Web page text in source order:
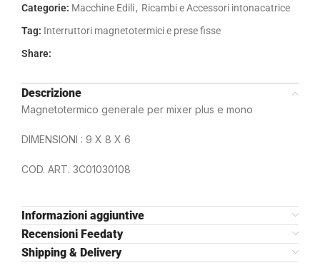
Categorie: Macchine Edili, Ricambi e Accessori intonacatrice
Tag: Interruttori magnetotermici e prese fisse
Share:
Descrizione
Magnetotermico generale per mixer plus e mono
DIMENSIONI : 9 X 8 X 6
COD. ART. 3C01030108
Informazioni aggiuntive
Recensioni Feedaty
Shipping & Delivery